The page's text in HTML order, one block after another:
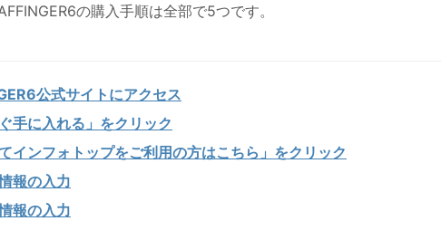
の購入手順は全部で5つです。
公式サイトにアクセス
ぐ手に入れる」をクリック
てインフォトップをご利用の方はこちら」をクリック
報の入力
報の入力